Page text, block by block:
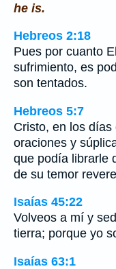
he is.
Hebreos 2:18
Pues por cuanto
sufrimiento, es
son tentados.
Hebreos 5:7
Cristo, en los
oraciones y
que podía librarle
de su temor
Isaías 45:22
Volveos a mí y
tierra; porque yo
Isaías 63:1